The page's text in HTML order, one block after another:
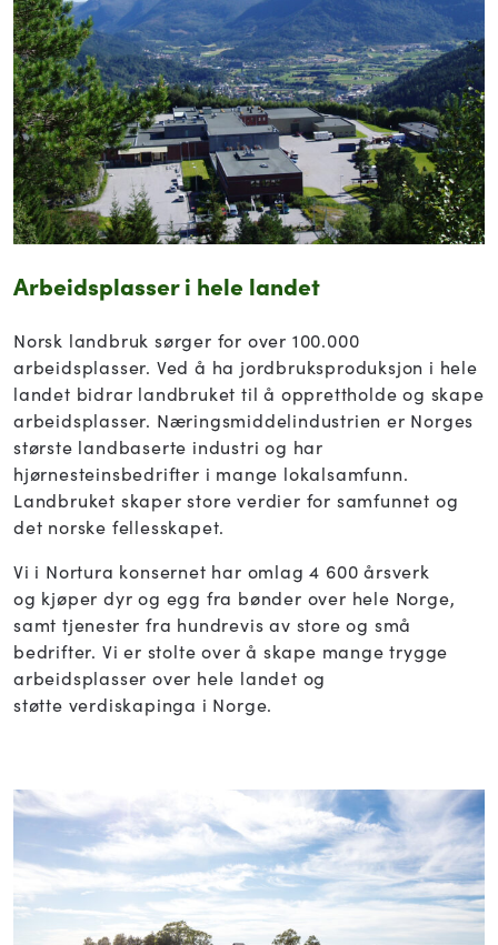
Arbeidsplasseri hele landet
Norsk landbruk sørger for over 100.000
arbeidsplasser. Ved å ha jordbruksproduksjon i hele
landet bidrar landbruket til å opprettholde og skape
arbeidsplasser. Næringsmiddelindustrien er Norges
største landbaserte industri og har
hjørnesteinsbedrifter i mange lokalsamfunn.
Landbruket skaper store verdier for samfunnet og
det norske fellesskapet.
Vi i Nortura konsernet har omlag 4 600 årsverk
og kjøper dyr og egg fra bønder over hele Norge,
samt tjenester fra hundrevis av store og små
bedrifter. Vi er stolte over å skape mange trygge
arbeidsplasser over hele landet og
støtte verdiskapinga i Norge.